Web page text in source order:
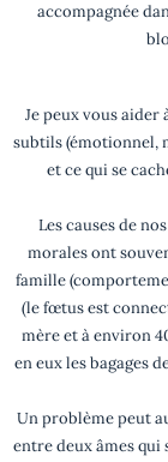
accompagnée
Je peux vous
subtils (émotionnel,
et ce qui se
Les causes de
morales ont
famille
(le fœtus est
mère et à environ
en eux les bagages
Un problème peut
entre deux âmes